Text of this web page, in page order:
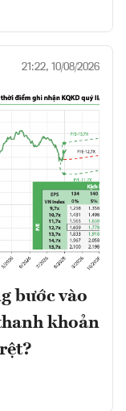
21:22, 10/08/2026
bước vào
khoản